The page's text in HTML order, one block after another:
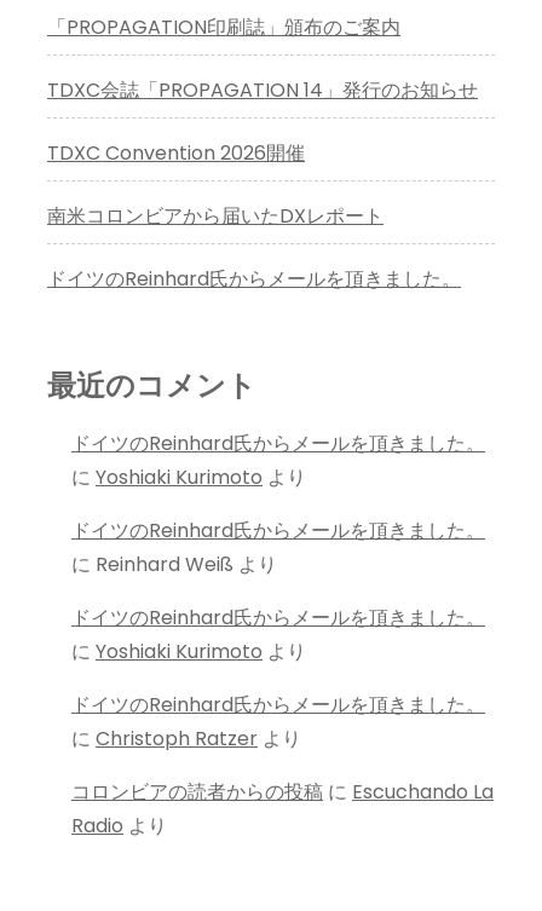
「PROPAGATION印刷誌」頒布のご案内
TDXC会誌「PROPAGATION 14」発行のお知らせ
TDXC Convention 2026開催
南米コロンビアから届いたDXレポート
ドイツのReinhard氏からメールを頂きました。
最近のコメント
ドイツのReinhard氏からメールを頂きました。
に Yoshiaki Kurimoto より
ドイツのReinhard氏からメールを頂きました。
に Reinhard Weiß より
ドイツのReinhard氏からメールを頂きました。
に Yoshiaki Kurimoto より
ドイツのReinhard氏からメールを頂きました。
に Christoph Ratzer より
コロンビアの読者からの投稿 に Escuchando La
Radio より